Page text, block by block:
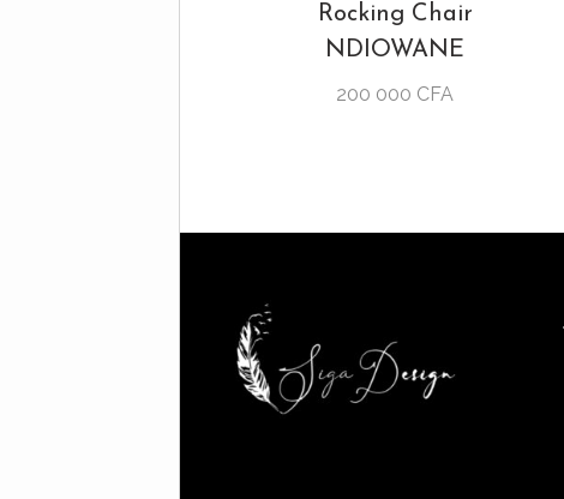
Rocking Chair
NDIOWANE
200 000 CFA